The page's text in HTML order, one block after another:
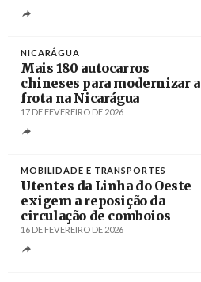
NICARÁGUA
Mais 180 autocarros
chineses para modernizar a
frota na Nicarágua
17 DE FEVEREIRO DE 2026
MOBILIDADE E TRANSPORTES
Utentes da Linha do Oeste
exigem a reposição da
circulação de comboios
16 DE FEVEREIRO DE 2026